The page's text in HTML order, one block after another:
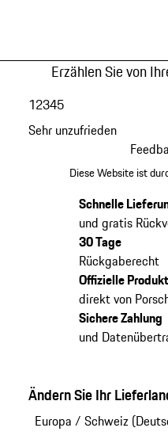
Erzählen Sie von
Sehr unzufrieden
12345
Diese Website ist
Schnelle
und gratis
30 Tage
Rückgaberecht
Offizielle
direkt von
Sichere Zahlung
und
Ändern Sie Ihr
Europa / Schweiz